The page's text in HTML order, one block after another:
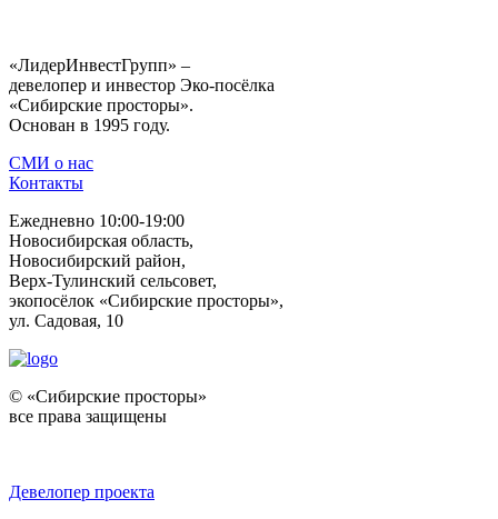
«ЛидерИнвестГрупп» –
девелопер и инвестор Эко-посёлка
«Сибирские просторы».
Основан в 1995 году.
СМИ о нас
Контакты
Ежедневно 10:00-19:00
Новосибирская область,
Новосибирский район,
Верх-Тулинский сельсовет,
экопосёлок «Сибирские просторы»,
ул. Садовая, 10
© «Сибирские просторы»
все права защищены
Девелопер проекта